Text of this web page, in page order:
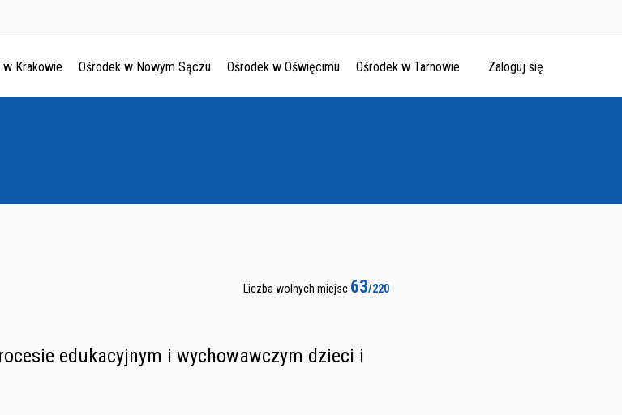
w Krakowie Ośrodek w Nowym Sączu Ośrodek w Oświęcimu Ośrodek w Tarnowie Zaloguj się
Liczba wolnych miejsc 63/220
edukacyjnym i wychowawczym dzieci i
w Krakowie